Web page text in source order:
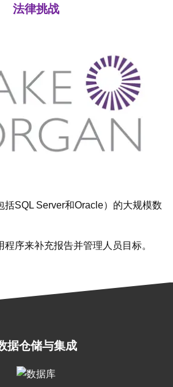
法律挑战
括SQL Server和Oracle）的大规模数
序来补充报告并管理人员目标。
据仓储与集成